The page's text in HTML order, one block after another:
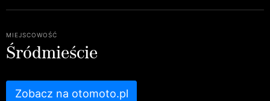
miejscowość
Śródmieście
Zobacz na otomoto.pl